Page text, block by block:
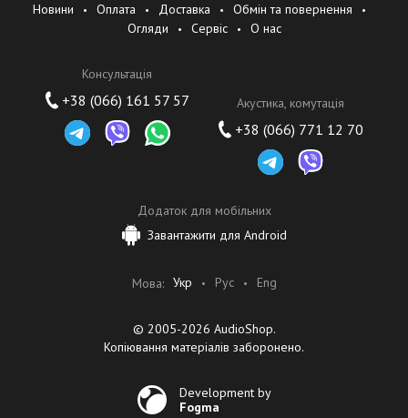
Новини Оплата Доставка
Обмін та повернення
Огляди
Сервіс О нас
Консультація
+38 (066) 161 57 57 Акустика, комутація
+38 (066) 771 12 70
Додаток для мобільних
Завантажити для Android
Мова: Укр Рус Eng
© 2005-2026 AudioShop.
Копіювання матеріалів заборонено.
Development by
Fogma